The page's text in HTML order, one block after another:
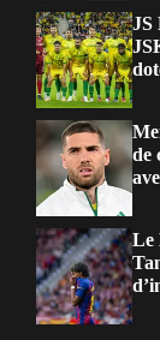
JS
de
Le